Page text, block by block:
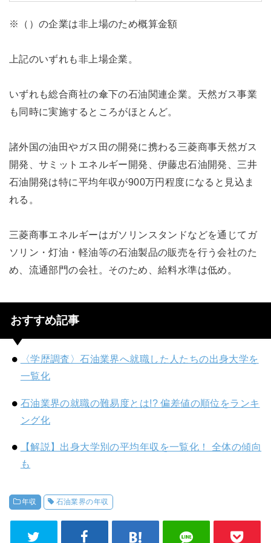
※（）の企業は非上場のため概算金額
上記のいずれも非上場企業。
いずれも総合商社の傘下の石油関連企業。天然ガス事業
も同時に実施するところがほとんど。
諸外国の油田やガス田の開発に携わる三菱商事天然ガス
開発、サミットエネルギー開発、伊藤忠石油開発、三井
石油開発は特に平均年収が900万円程度になると見込ま
れる。
三菱商事エネルギーはガソリンスタンドなどを通じてガ
ソリン・灯油・軽油等の石油製品の販売を行う会社のた
め、流通部門の会社。そのため、給料水準は低め。
おすすめ記事
〈学歴調査〉石油業界へ就職した人たちの出身大学を
一覧化
石油業界の就職の難易度とは!? 偏差値の順位をランキ
ング化
【解説】出身大学別の平均年収を一覧化！ 全体の傾向
も
年収 石油業界の年収